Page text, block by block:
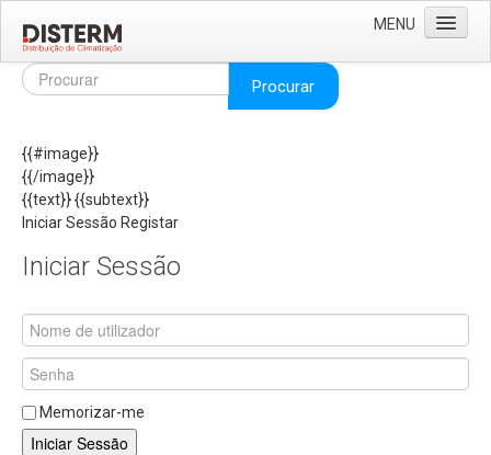
MENU
Home
Áreas de Negócio
Missão e Valores
As Nossas Marcas
Recrutamento
Produtos
Solar
Termoacumuladores e Depósitos de Inércia
Ar Condicionado
Procurar
{{#image}}
{{/image}}
{{text}}{{subtext}}
Iniciar Sessão Registar
Iniciar Sessão
Memorizar-me
Iniciar Sessão